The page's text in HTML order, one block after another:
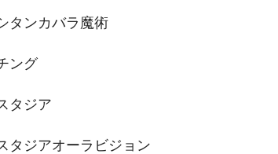
タンカバラ魔術
ング
タジア
タジアオーラビジョン